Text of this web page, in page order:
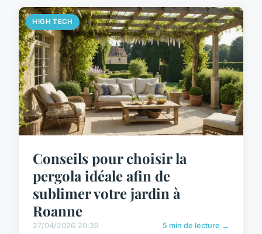
HIGH TECH
Conseils pour choisir la
pergola idéale afin de
sublimer votre jardin à
Roanne
27/04/2026 20:39 5 min de lecture →